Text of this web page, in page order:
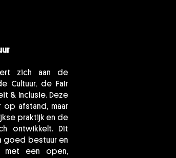
zich aan de
Cultuur, de Fair
& Inclusie. Deze
afstand, maar
praktijk en de
ontwikkelt. Dit
goed bestuur en
met een open,